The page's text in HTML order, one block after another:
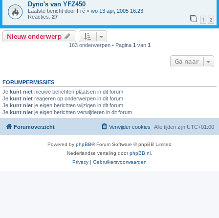
Dyno's van YFZ450
Laatste bericht door Fré « wo 13 apr, 2005 16:23
Reacties: 27 1 2
Nieuw onderwerp
163 onderwerpen • Pagina 1 van 1
Ga naar
FORUMPERMISSIES
Je kunt niet nieuwe berichten plaatsen in dit forum
Je kunt niet reageren op onderwerpen in dit forum
Je kunt niet je eigen berichten wijzigen in dit forum
Je kunt niet je eigen berichten verwijderen in dit forum
Forumoverzicht Alle tijden zijn UTC+01:00
Verwijder cookies
Powered by phpBB® Forum Software © phpBB Limited
Nederlandse vertaling doorphpBB.nl .
Privacy
Gebruikersvoorwaarden